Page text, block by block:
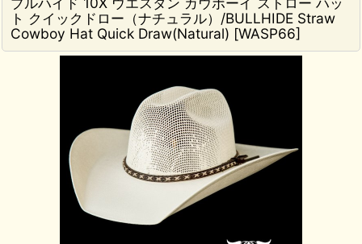
ト クイックドロー（ナチュラル）/BULLHIDE Straw
Cowboy Hat Quick Draw(Natural) [WASP66]